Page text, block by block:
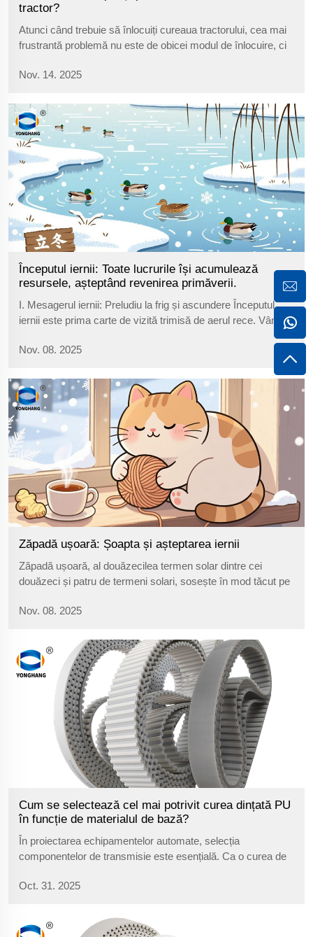
tractor?
Atunci când trebuie să înlocuiți cureaua tractorului, cea mai
frustrantă problemă nu este de obicei modul de înlocuire, ci
Cumpărarea unui model greșit nu doar că risipește bani, dar
Nov. 14. 2025
Începutul iernii: Toate lucrurile își acumulează
resursele, așteptând revenirea primăverii.
I. Mesagerul iernii: Preludiu la frig și ascundere Începutul
iernii este prima carte de vizită trimisă de aerul rece. Vântul
dinspre nord a luat uscăciunea toamnei și a devenit ascuțit
și năbușit, zgâriind fața și gi...
Nov. 08. 2025
Zăpadă ușoară: Șoapta și așteptarea iernii
Zăpadă ușoară, al douăzecilea termen solar dintre cei
douăzeci și patru de termeni solari, sosește în mod tăcut pe
al iernii, bătând ușor la ușa tranziției sezoniere, informându-
Nov. 08. 2025
Cum se selectează cel mai potrivit curea dințată PU
în funcție de materialul de bază?
În proiectarea echipamentelor automate, selecția
componentelor de transmisie este esențială. Ca o curea de
curele dințate din poliuretan este factorul cheie care
Oct. 31. 2025